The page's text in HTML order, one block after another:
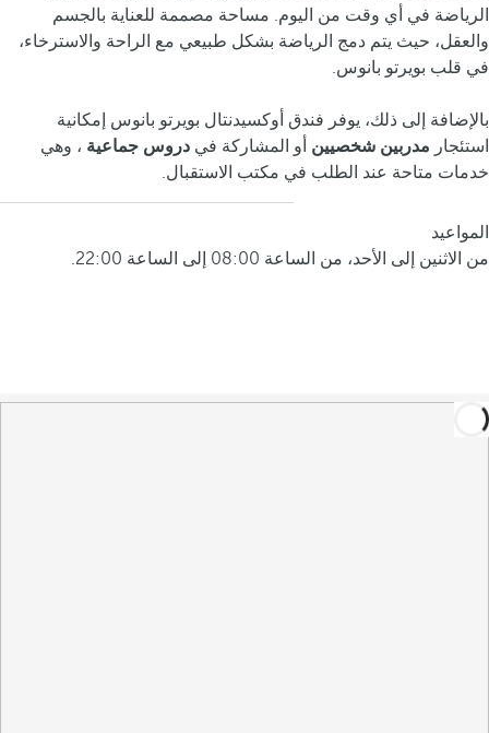
الرياضة في أي وقت من اليوم. مساحة مصممة للعناية بالجسم
والعقل، حيث يتم دمج الرياضة بشكل طبيعي مع الراحة والاسترخاء،
في قلب بويرتو بانوس.
بالإضافة إلى ذلك، يوفر فندق أوكسيدنتال بويرتو بانوس إمكانية
استئجار مدربين شخصيين أو المشاركة في دروس جماعية ، وهي
خدمات متاحة عند الطلب في مكتب الاستقبال.
المواعيد
من الاثنين إلى الأحد، من الساعة 08:00 إلى الساعة 22:00.